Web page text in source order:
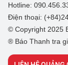
Hotline:
Điện thoại:
© Copyright 2025
® Báo Thanh tra